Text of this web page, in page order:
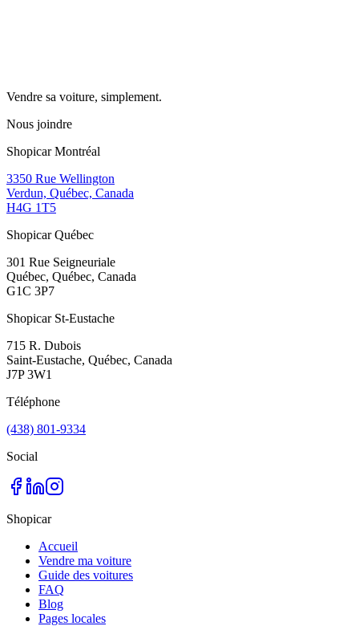
Vendre sa voiture, simplement.
Nous joindre
Shopicar Montréal
3350 Rue Wellington
Verdun, Québec, Canada
H4G 1T5
Shopicar Québec
301 Rue Seigneuriale
Québec, Québec, Canada
G1C 3P7
Shopicar St-Eustache
715 R. Dubois
Saint-Eustache, Québec, Canada
J7P 3W1
Téléphone
(438) 801-9334
Social
Shopicar
Accueil
Vendre ma voiture
Guide des voitures
FAQ
Blog
Pages locales